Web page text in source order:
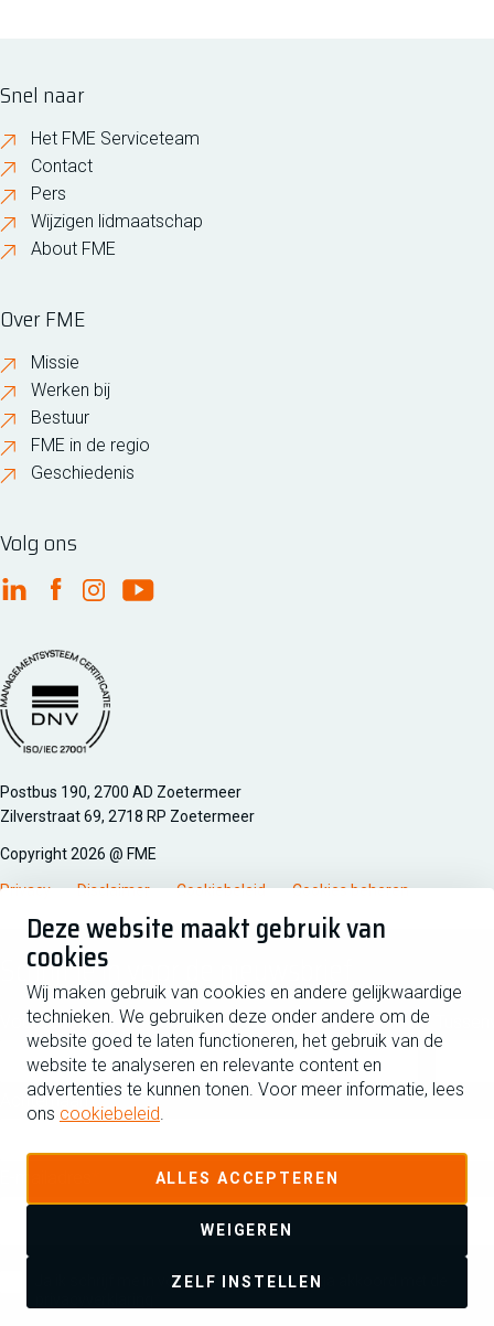
Deze website maakt gebruik van
cookies
Wij maken gebruik van cookies en andere gelijkwaardige
technieken. We gebruiken deze onder andere om de
website goed te laten functioneren, het gebruik van de
website te analyseren en relevante content en
advertenties te kunnen tonen. Voor meer informatie, lees
ons cookiebeleid.
ALLES ACCEPTEREN
WEIGEREN
ZELF INSTELLEN
Snel naar
Het FME Serviceteam
Contact
Pers
Wijzigen lidmaatschap
About FME
Over FME
Missie
Werken bij
Bestuur
FME in de regio
Geschiedenis
Volg ons
FME Linkedin
FME Facebook
FME Instagram
FME Youtube
Managementsyteem certificatie DNV iso/iec 27001
Postbus 190, 2700 AD Zoetermeer
Zilverstraat 69, 2718 RP Zoetermeer
Copyright 2026 @ FME
Privacy Disclaimer Cookiebeleid Cookies beheren
Schrijf je in voor de nieuwsbrief
Voornaam
Achternaam
Ja ik schrijf me in voor de nieuwsbrief en ga akkoord met de